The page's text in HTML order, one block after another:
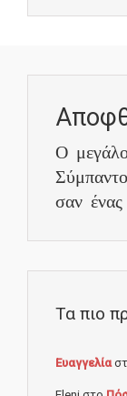
Ο
σαν ένας
Τα πιο
Ευαγγελία